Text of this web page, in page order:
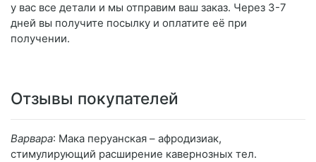
у вас все детали и мы отправим ваш заказ. Через 3-7
дней вы получите посылку и оплатите её при
получении.
Отзывы покупателей
Варвара: Мака перуанская – афродизиак,
стимулирующий расширение кавернозных тел.